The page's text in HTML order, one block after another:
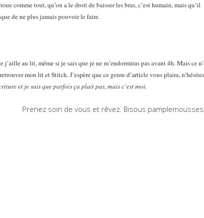
comme tout, qu’on a le droit de baisser les bras, c’est humain, mais qu’il
de ne plus jamais pouvoir le faire.
au lit, même si je sais que je ne m’endormiras pas avant 4h. Mais ce
mon lit et Stitch. J’espère que ce genre d’article vous plaira,
et je sais que parfois ça plait pas, mais c’est moi.
Prenez soin de vous et rêvez. Bisous